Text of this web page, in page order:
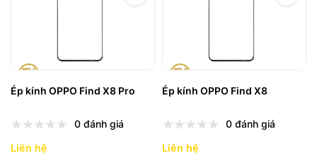
Ép kính OPPO Find X8 Pro
0 đánh giá
Liên hệ
Ép kính OPPO Find X8
0 đánh giá
Liên hệ